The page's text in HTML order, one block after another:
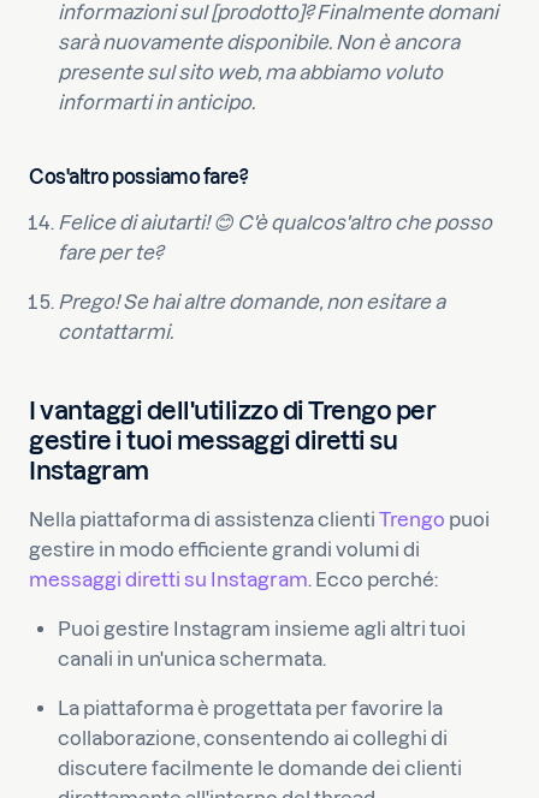
informazioni sul [prodotto]? Finalmente domani
sarà nuovamente disponibile. Non è ancora
presente sul sito web, ma abbiamo voluto
informarti in anticipo.
Cos'altro possiamo fare?
Felice di aiutarti! 😊 C'è qualcos'altro che posso
fare per te?
Prego! Se hai altre domande, non esitare a
contattarmi.
I vantaggi dell'utilizzo di Trengo per
gestire i tuoi messaggi diretti su
Instagram
Nella piattaforma di assistenza clienti Trengo puoi
gestire in modo efficiente grandi volumi di
messaggi diretti su Instagram. Ecco perché:
Puoi gestire Instagram insieme agli altri tuoi
canali in un'unica schermata.
La piattaforma è progettata per favorire la
collaborazione, consentendo ai colleghi di
discutere facilmente le domande dei clienti